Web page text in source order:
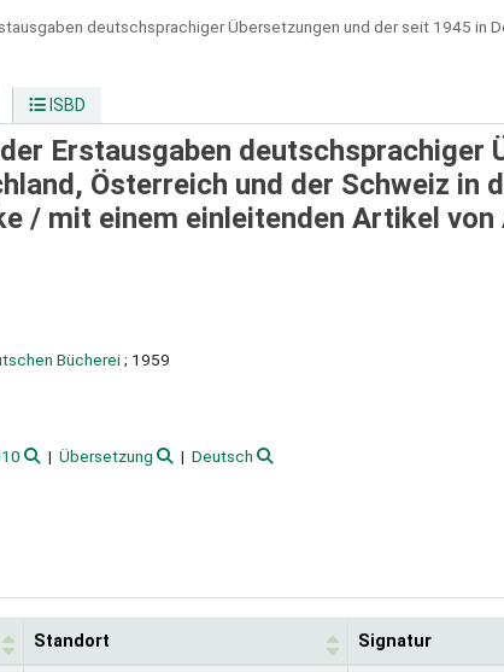
deutschsprachiger Übersetzungen und der seit 1945 in
ISBD
Erstausgaben deutschsprachiger
Österreich und der Schweiz in
/ mit einem einleitenden Artikel von
Bücherei; 1959
Übersetzung
Deutsch
Standort Signatur